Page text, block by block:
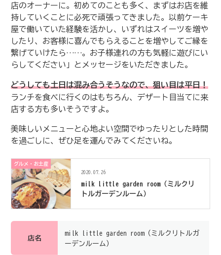
店のオーナーに。初めてのことも多く、まずはお店を維
持していくことに必死で頑張ってきました。以前ケーキ
屋で働いていた経験を活かし、いずれはスイーツを増や
したり、お客様に喜んでもらえることを増やしてご縁を
繋げていけたら……。お子様連れの方も気軽に遊びにい
らしてください」とメッセージをいただきました。
どうしても土日は混み合うそうなので、狙い目は平日！
ランチを食べに行くのはもちろん、デザート目当てに来
店する方も多いそうですよ。
美味しいメニューと心地よい空間でゆったりとした時間
を過ごしに、ぜひ足を運んでみてくださいね。
グルメ・お土産
2020.07.26
milk little garden room（ミルクリ
トルガーデンルーム）
店名
milk little garden room（ミルクリトルガ
ーデンルーム）